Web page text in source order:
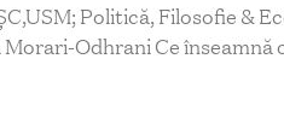
Politică, Filosofie &
Odhrani Ce înseamnă